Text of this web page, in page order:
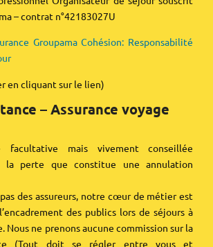
– contrat n°42183027U
Groupama Cohésion: Responsabilité
en cliquant sur le lien)
– Assurance voyage
facultative mais vivement conseillée
la perte que constitue une annulation
des assureurs, notre cœur de métier est
des publics lors de séjours à
Nous ne prenons aucune commission sur la
(Tout doit se régler entre vous et